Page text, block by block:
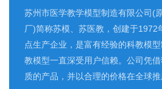
苏州市医学教学模型制造有限公司(
厂)简称苏模、苏医教，创建于1972
点生产企业，是富有经验的科教模
教模型一直深受用户信赖。公司凭
质的产品，并以合理的价格在全球推